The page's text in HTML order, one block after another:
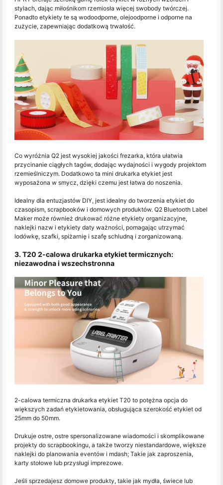
stylach, dając miłośnikom rzemiosła więcej swobody twórczej.
Ponadto etykiety te są wodoodporne, olejoodporne i odporne na
zużycie, zapewniając dodatkową trwałość.
Co wyróżnia Q2 jest wysokiej jakości frezarka, która ułatwia
przycinanie ciągłych tagów, dodając wydajności i wygody projektom
rzemieślniczym. Dodatkowo ta mini drukarka etykiet jest
wyposażona w smycz, dzięki czemu jest łatwa do noszenia.
Idealny dla entuzjastów DIY, jest idealny do tworzenia etykiet do
czasopism, scrapbooków i domowych produktów. Q2 Bluetooth Label
Maker może również drukować różne etykiety organizacyjne,
naklejki nazw i etykiety daty ważności, pomagając utrzymać
lodówkę, szafki, spiżarnię i szafę schludną i zorganizowaną.
3. T20 2-calowa drukarka etykiet termicznych:
niezawodna i wszechstronna
2-calowa termiczna drukarka etykiet T20 to potężna opcja do
większych zadań etykietowania, obsługująca szerokość etykiet od
25mm do 50mm.
Drukuje ostre, ostre spersonalizowane wiadomości i skomplikowane
projekty do scrapbookingu, a także tworzy niestandardowe, większe
naklejki do planowania eventów i mdash; Takie jak zaproszenia,
karty stołowe lub przysługi imprezowe.
Jeśli sprzedajesz domowe produkty, takie jak mydła, świece lub